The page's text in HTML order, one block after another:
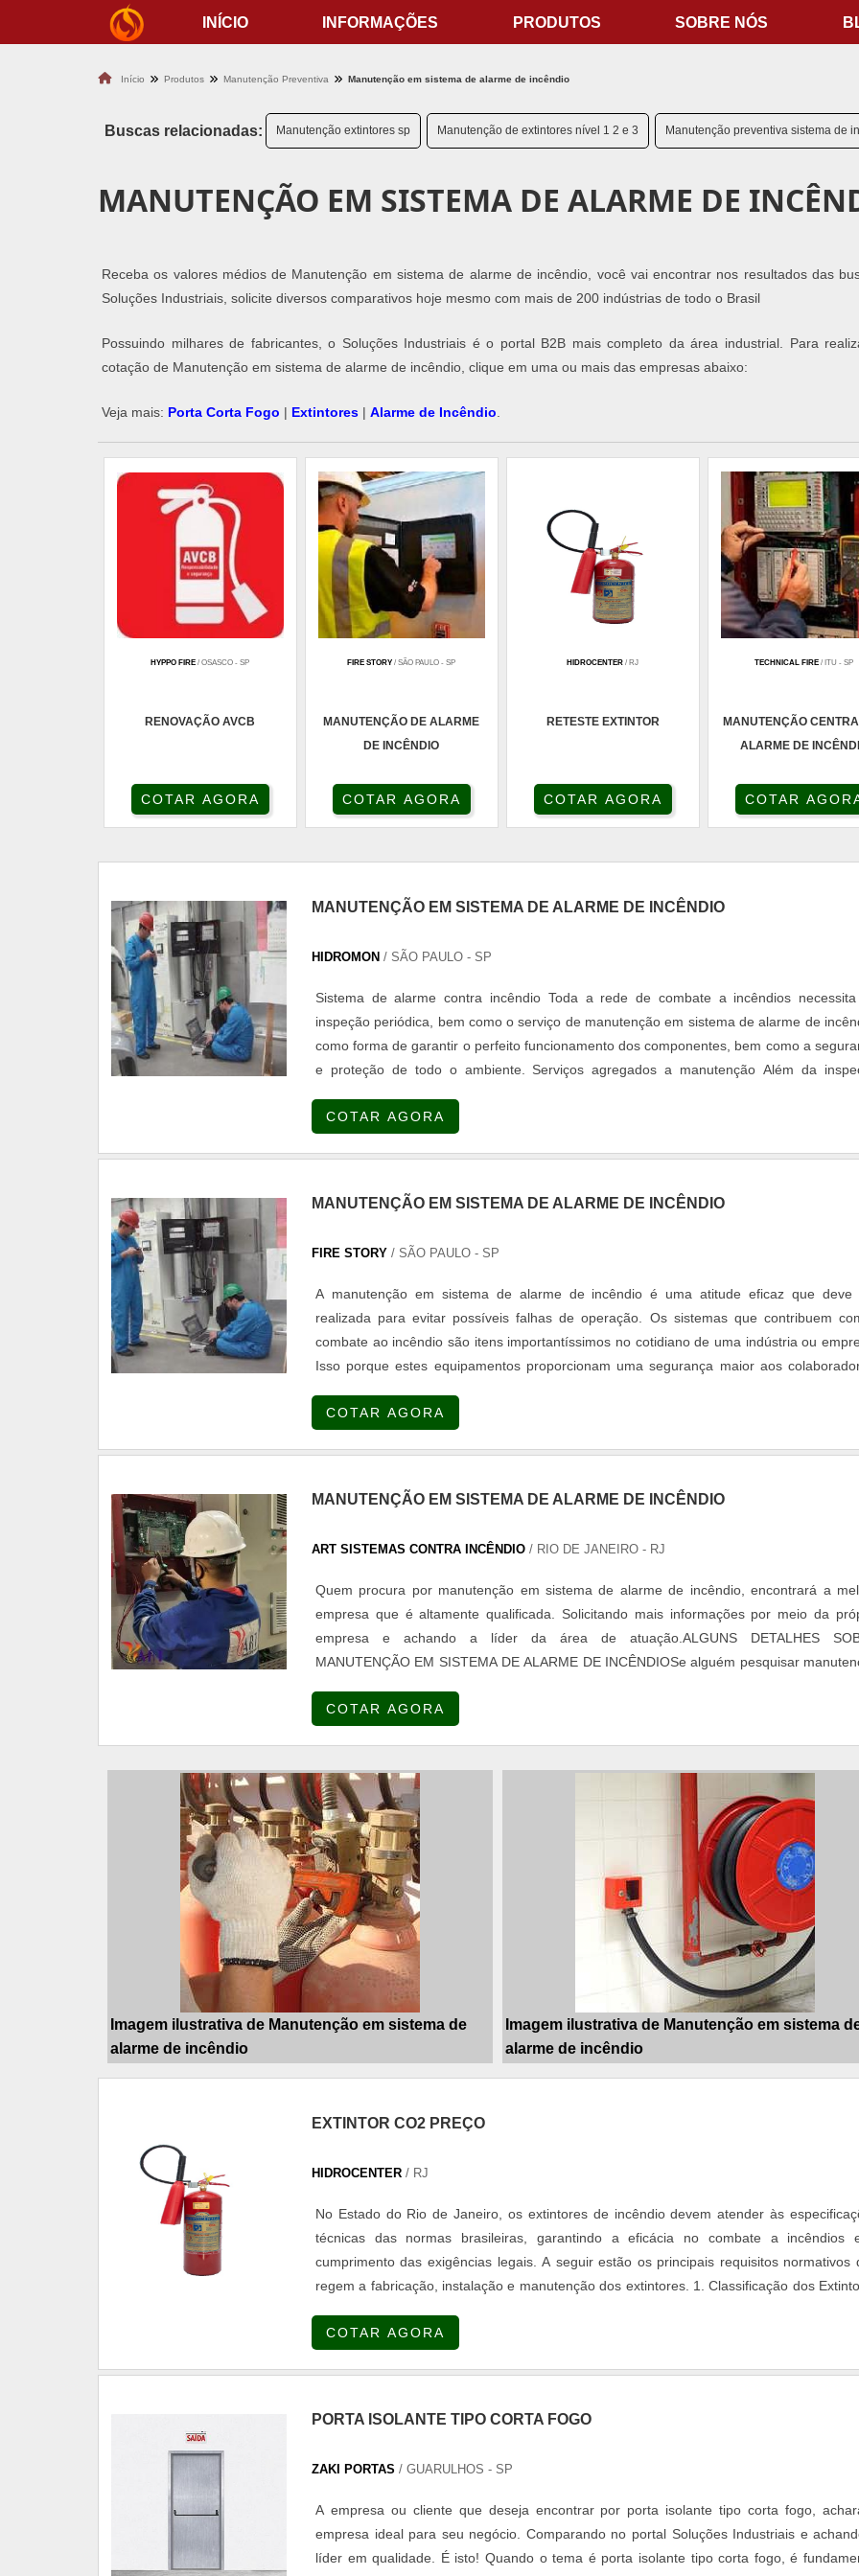
INÍCIO INFORMAÇÕES PRODUTOS SOBRE NÓS
Início Produtos Manutenção Preventiva Manutenção em sistema de alarme de incêndio
Buscas relacionadas: Manutenção extintores sp Manutenção de extintores nível 1 2 e 3 Manutenção preventiva sistema de
MANUTENÇÃO EM SISTEMA DE ALARME DE
Receba os valores médios de Manutenção em sistema de alarme de incêndio, você vai encontrar nos resultados das
Soluções Industriais, solicite diversos comparativos hoje mesmo com mais de 200 indústrias de todo o Brasil
Possuindo milhares de fabricantes, o Soluções Industriais é o portal B2B mais completo da área industrial. Para
cotação de Manutenção em sistema de alarme de incêndio, clique em uma ou mais das empresas abaixo:
Veja mais: Porta Corta Fogo | Extintores | Alarme de Incêndio​.
HYPPO FIRE / OSASCO - SP
RENOVAÇÃO AVCB
COTAR AGORA
FIRE STORY / SÃO PAULO - SP
MANUTENÇÃO DE ALARME
DE INCÊNDIO
COTAR AGORA
HIDROCENTER / RJ
RETESTE EXTINTOR
COTAR AGORA
TECHNICAL FIRE / ITU - SP
MANUTENÇÃO
ALARME DE
COTAR
MANUTENÇÃO EM SISTEMA DE ALARME DE INCÊNDIO
HIDROMON / SÃO PAULO - SP
Sistema de alarme contra incêndio Toda a rede de combate a incêndios
inspeção periódica, bem como o serviço de manutenção em sistema de alarme de
como forma de garantir o perfeito funcionamento dos componentes, bem como a
e proteção de todo o ambiente. Serviços agregados a manutenção Além da
incêndio incluem dive...
COTAR AGORA
MANUTENÇÃO EM SISTEMA DE ALARME DE INCÊNDIO
FIRE STORY / SÃO PAULO - SP
A manutenção em sistema de alarme de incêndio é uma atitude eficaz que deve
realizada para evitar possíveis falhas de operação. Os sistemas que contribuem
combate ao incêndio são itens importantíssimos no cotidiano de uma indústria ou
Isso porque estes equipamentos proporcionam uma segurança maior aos
como responsabilidade detecta...
COTAR AGORA
MANUTENÇÃO EM SISTEMA DE ALARME DE INCÊNDIO
ART SISTEMAS CONTRA INCÊNDIO / RIO DE JANEIRO - RJ
Quem procura por manutenção em sistema de alarme de incêndio, encontrará a
empresa que é altamente qualificada. Solicitando mais informações por meio da
empresa e achando a líder da área de atuação.ALGUNS DETALHES
MANUTENÇÃO EM SISTEMA DE ALARME DE INCÊNDIOSe alguém pesquisar
Sistemas Contra Incêndio. Com grande expressão ...
COTAR AGORA
Imagem ilustrativa de Manutenção em sistema de
alarme de incêndio
Imagem ilustrativa de Manutenção em sistema
alarme de incêndio
EXTINTOR CO2 PREÇO
HIDROCENTER/ RJ
No Estado do Rio de Janeiro, os extintores de incêndio devem atender às
técnicas das normas brasileiras, garantindo a eficácia no combate a incêndios
cumprimento das exigências legais. A seguir estão os principais requisitos normativos
regem a fabricação, instalação e manutenção dos extintores. 1. Classificação dos Extintores
de incêndio que combatem: Classe A: Materiais sólidos combustíveis como papel, madeira e
Equipamentos elétricos energizados. Classe D: Metais combustíveis. Classe K:
ser instalados seguindo os seguintes critérios: Devem estar localizados em áreas de fácil
nichos sinalizados. A altura máxima do suporte do extintor deve ser de 1,60 metros
Portaria INMETRO nº 206/2011 e a norma ABNT NBR 13485 estabelecem
COTAR AGORA
PORTA ISOLANTE TIPO CORTA FOGO
ZAKI PORTAS / GUARULHOS - SP
A empresa ou cliente que deseja encontrar por porta isolante tipo corta fogo,
empresa ideal para seu negócio. Comparando no portal Soluções Industriais e
líder em qualidade. É isto! Quando o tema é porta isolante tipo corta fogo, é